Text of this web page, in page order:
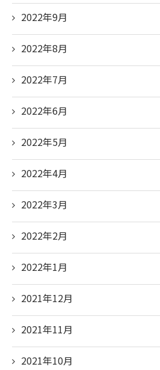
2022年9月
2022年8月
2022年7月
2022年6月
2022年5月
2022年4月
2022年3月
2022年2月
2022年1月
2021年12月
2021年11月
2021年10月